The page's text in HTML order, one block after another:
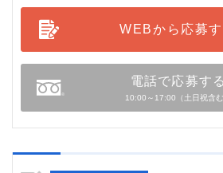
WEBから応募す
電話で応募する
10:00～17:00（土日祝含む